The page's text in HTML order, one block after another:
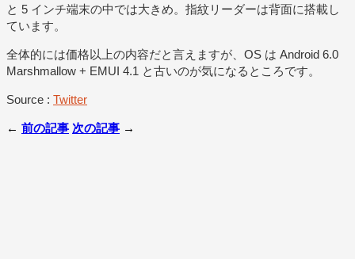
と 5 インチ端末の中では大きめ。指紋リーダーは背面に搭載し
ています。
全体的には価格以上の内容だと言えますが、OS は Android 6.0
Marshmallow + EMUI 4.1 と古いのが気になるところです。
Source : Twitter
← 前の記事 次の記事 →